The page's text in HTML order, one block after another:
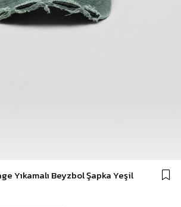
Yıkamalı Beyzbol Şapka Yeşil